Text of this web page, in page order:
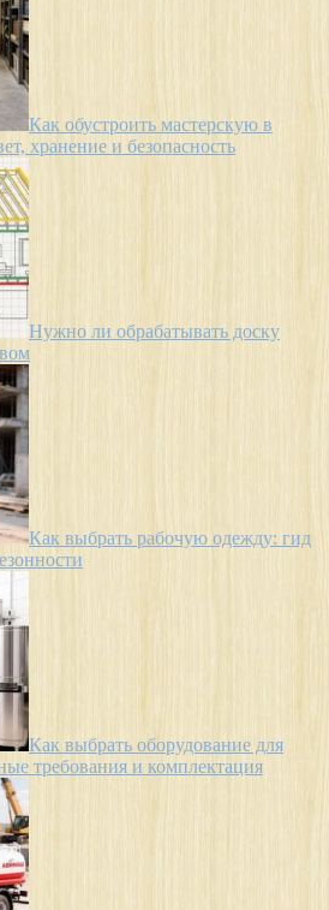
Как обустроить мастерскую в
хранение и безопасность
Нужно ли обрабатывать доску
Как выбрать рабочую одежду: гид
Как выбрать оборудование для
требования и комплектация